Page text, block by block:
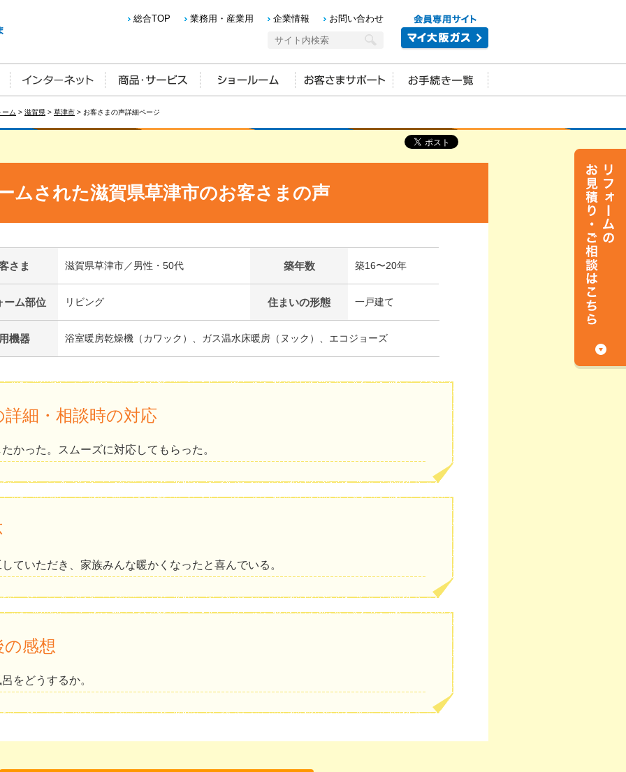
総合TOP 業務用・産業用 企業情報 お問い合わせ
ーム > 滋賀県 > 草津市 > お客さまの声詳細ページ
ムされた滋賀県草津市のお客さまの声
さま 滋賀県草津市／男性・50代
ーム部位 リビング
築年数 築16〜20年
住まいの形態 一戸建て
機器 浴室暖房乾燥機（カワック）、ガス温水床暖房（ヌック）、エコジョーズ
細・相談時の対応
かった。スムーズに対応してもらった。
ていただき、家族みんな暖かくなったと喜んでいる。
感想
をどうするか。